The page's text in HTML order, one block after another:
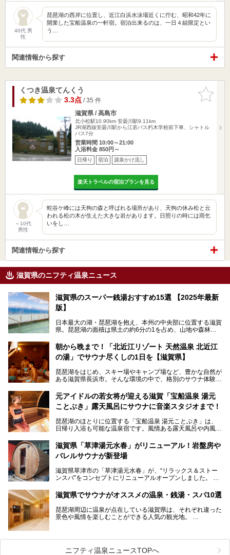
40代 男
性
琵琶湖の西岸に位置し、近江白浜水泳場近くに佇む、昭和42年に
開業した宝船温泉の一軒宿。宿泊出来るのは、一日４組限定とい
う…
関連情報から探す
お気に入
りに追加
くつき温泉てんくう
3.3点/ 35 件
滋賀県 / 高島市
北小松駅10.90km 安曇川駅9.11km
JR湖西線安曇川駅から江若バス朽木学校前下車、シャトル
バス7分
営業時間 10:00～21:00
入浴料金 850円～
日帰り 宿泊 源泉かけ流し
楽天トラベルの宿泊プランを見る
～10代
男性
蛇谷ケ峰には天狗の森と呼ばれる場所があり、天狗の休み松と云
われる松の木が生えた大きな岩があります。日照りの時には雨乞
いをし…
関連情報から探す
滋賀県のニフティ温泉ニュース
滋賀県のスーパー銭湯おすすめ15選 【2025年最新
版】
日本最大の湖・琵琶湖を抱え、本州の中央部に位置する滋賀
県。琵琶湖の面積は県土の約6分の1を占め、山地や森林部
して栄え、県内には世界遺産の比叡山延暦寺、天守が国宝に
指定されている彦根城、国の特別史跡の安土城跡など、多数
の史跡があります。
琵琶湖の雄大な景色を眺めながら入れる施設もありますよ。
朝から晩まで！「北近江リゾート 天然温泉 北近江
の湯」でサウナ尽くしの1日を【滋賀県】
琵琶湖をはじめ、スキー場やキャンプ場など、豊かな自然が
ある滋賀県長浜市。そんな環境の中で、格別のサウナ体験を
今回は、「北近江リゾート 天然温泉 北近江の湯」で朝から
晩まで楽しめる過ごし方をご紹介！ サウナ設備やサウナド
違いなしですよ。
───
この記事は北近江リゾート 天然温泉 北近江の湯のPR記事で
す。
元アイドルの若女将が迎える滋賀「宝船温泉 湯元
ことぶき」露天風呂にサウナに音楽スタジオまで！
琵琶湖のほとりに位置する「宝船温泉 湯元ことぶき」は、
日帰り入浴も可能な温泉宿です。風情ある露天風呂や内風
ープン。湖からそよぐ爽やかな風を感じながらサウナと温泉
が楽しめます。
を打てるのも醍醐味の一つ。そして、若女将はなんと「元ア
イドル」の現役アーティスト。音楽スタジオまで備えたユニ
滋賀県「草津湯元水春」がリニューアル！岩盤房や
バレルサウナが新登場
滋賀県草津市の「草津湯元水春」が、“リラックス＆ストー
ンスパ”をコンセプトにリニューアルオープンしました。
たほか、岩盤房やバレルサウナも新設されました。さらに地
産地消をテーマにしたレストランメニューもパワーアップ。
今回新しくなった「草津湯元水春」の魅力を余すところなく
紹介します。
滋賀県でサウナがオススメの温泉・銭湯・スパ10選
琵琶湖周辺に温泉が点在している滋賀県は、それぞれ違った
景色や風情を楽しむことができる人気の観光地。
旅行やお出かけのついではもちろん、近隣にお住いの方はぜ
ひ気軽に立ち寄ってみてくださいね。
ニフティ温泉ニュースTOPへ